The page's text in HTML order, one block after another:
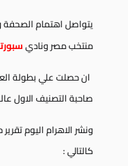
يتواصل اهتمام الصحفة
منتخب مصر ونادي
ان حصلت علي بطولة
صاحبة التصنيف الاول
ونشر الاهرام اليوم
كالتالي :